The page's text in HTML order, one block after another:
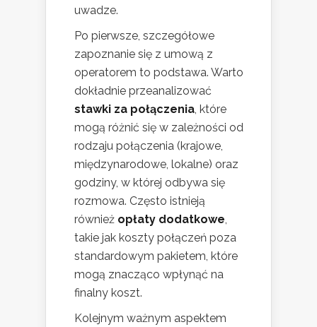
uwadze.
Po pierwsze, szczegółowe
zapoznanie się z umową z
operatorem to podstawa. Warto
dokładnie przeanalizować
stawki za połączenia, które
mogą różnić się w zależności od
rodzaju połączenia (krajowe,
międzynarodowe, lokalne) oraz
godziny, w której odbywa się
rozmowa. Często istnieją
również opłaty dodatkowe,
takie jak koszty połączeń poza
standardowym pakietem, które
mogą znacząco wpłynąć na
finalny koszt.
Kolejnym ważnym aspektem